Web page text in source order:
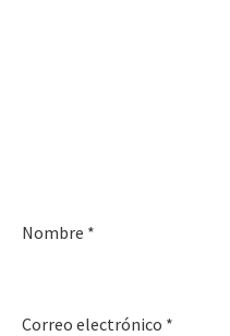
Nombre *
Correo electrónico *